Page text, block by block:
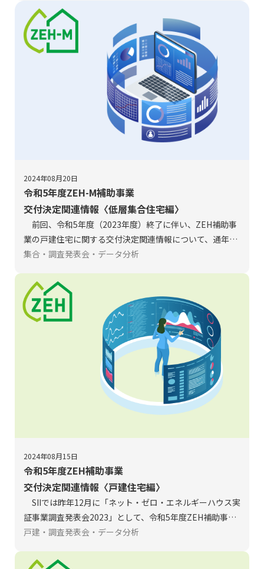
2024年08月20日
令和5年度ZEH-M補助事業
交付決定関連情報〈低層集合住宅編〉
前回、令和5年度（2023年度）終了に伴い、ZEH補助事
業の戸建住宅に関する交付決定関連情報について、通年で
の実績値による分析を行いました。 今回は、集合住宅のう
値による交付決定関連情報について取り上げます。
集合・調査発表会・データ分析
2024年08月15日
令和5年度ZEH補助事業
交付決定関連情報〈戸建住宅編〉
SIIでは昨年12月に「ネット・ゼロ・エネルギーハウス実
証事業調査発表会2023」として、令和5年度ZEH補助事業
の2023年10月末時点のZEH補助事業の分析結果を発表し
この度、令和5年度（2023年4月～2024年3月まで）の実績
戸建・調査発表会・データ分析